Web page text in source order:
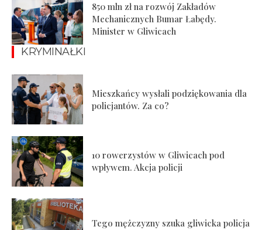
850 mln zł na rozwój Zakładów
Mechanicznych Bumar Łabędy.
Minister w Gliwicach
KRYMINAŁKI
Mieszkańcy wysłali podziękowania dla
policjantów. Za co?
10 rowerzystów w Gliwicach pod
wpływem. Akcja policji
Tego mężczyzny szuka gliwicka policja